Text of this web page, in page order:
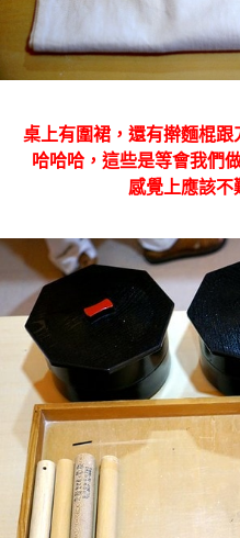
桌上有圍裙，還有擀麵棍跟
哈哈哈，這些是等會我們
感覺上應該不